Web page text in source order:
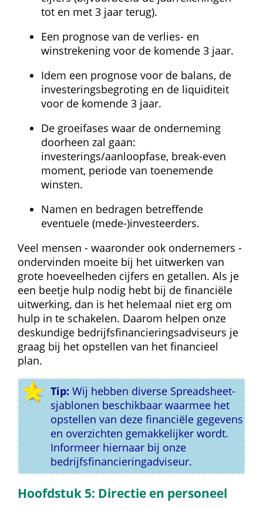
tot en met 3 jaar terug).
Een prognose van de verlies- en
winstrekening voor de komende 3 jaar.
Idem een prognose voor de balans, de
investeringsbegroting en de liquiditeit
voor de komende 3 jaar.
De groeifases waar de onderneming
doorheen zal gaan:
investerings/aanloopfase, break-even
moment, periode van toenemende
winsten.
Namen en bedragen betreffende
eventuele (mede-)investeerders.
Veel mensen - waaronder ook ondernemers -
ondervinden moeite bij het uitwerken van
grote hoeveelheden cijfers en getallen. Als je
een beetje hulp nodig hebt bij de financiële
uitwerking, dan is het helemaal niet erg om
hulp in te schakelen. Daarom helpen onze
deskundige bedrijfsfinancieringsadviseurs je
graag bij het opstellen van het financieel
plan.
Tip: Wij hebben diverse Spreadsheet-
sjablonen beschikbaar waarmee het
opstellen van deze financiële gegevens
en overzichten gemakkelijker wordt.
Informeer hiernaar bij onze
bedrijfsfinancieringadviseur.
Hoofdstuk 5: Directie en personeel